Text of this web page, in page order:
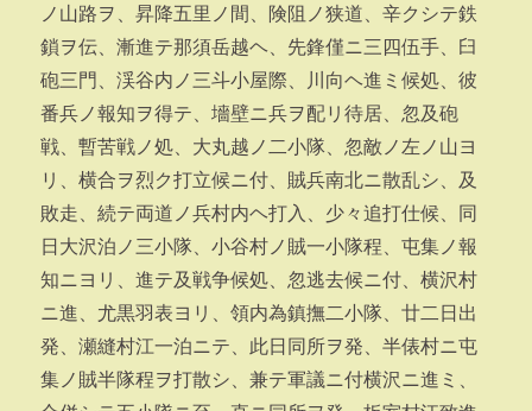
ノ山路ヲ、昇降五里ノ間、険阻ノ狭道、辛クシテ鉄
鎖ヲ伝、漸進テ那須岳越ヘ、先鋒僅ニ三四伍手、臼
砲三門、渓谷内ノ三斗小屋際、川向ヘ進ミ候処、彼
番兵ノ報知ヲ得テ、墻壁ニ兵ヲ配リ待居、忽及砲
戦、暫苦戦ノ処、大丸越ノ二小隊、忽敵ノ左ノ山ヨ
リ、横合ヲ烈ク打立候ニ付、賊兵南北ニ散乱シ、及
敗走、続テ両道ノ兵村内ヘ打入、少々追打仕候、同
日大沢泊ノ三小隊、小谷村ノ賊一小隊程、屯集ノ報
知ニヨリ、進テ及戦争候処、忽逃去候ニ付、横沢村
ニ進、尤黒羽表ヨリ、領内為鎮撫二小隊、廿二日出
発、瀬縫村江一泊ニテ、此日同所ヲ発、半俵村ニ屯
集ノ賊半隊程ヲ打散シ、兼テ軍議ニ付横沢ニ進ミ、